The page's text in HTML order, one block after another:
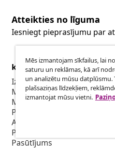
Atteikties no līguma
Iesniegt pieprasījumu par
klientu apkalpoanaš
Izsekot savu pasūtījumu
Mans konts
Maksājums
Piegāde
Atgriešana
Preces informācija
Pasūtījums
Mēs izmantojam sīkfailus, lai
saturu un reklāmas, kā arī
un analizētu mūsu datplūsmu.
plašsaziņas līdzekļiem,
izmantojat mūsu vietni.